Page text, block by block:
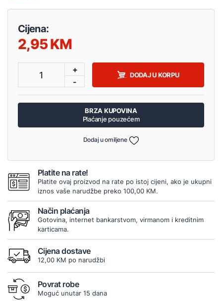
Cijena:
2,95
1
+
-
DODAJ U KORPU
BRZA KUPOVINA
Plaćanje pouzećem
Dodaj u omiljene
Platite na rate!
Platite ovaj proizvod na rate po istoj cijeni, ako je ukupni
iznos vaše narudžbe preko 100,00 KM.
Način plaćanja
Gotovina, internet bankarstvom, virmanom i kreditnim
karticama.
Cijena dostave
12,00 KM po narudžbi
Povrat robe
Moguć unutar 15 dana